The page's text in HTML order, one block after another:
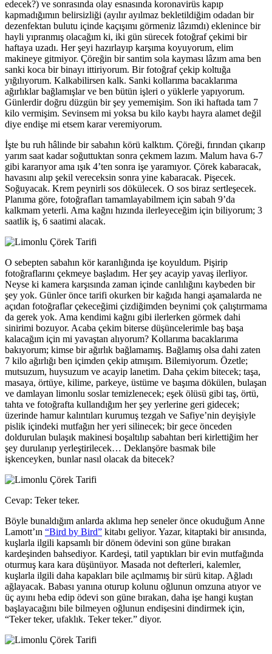
edecek?) ve sonrasında olay esnasında koronavirüs kapıp
kapmadığımın belirsizliği (ayılır ayılmaz bekletildiğim odadan bir
dezenfektan bulutu içinde kaçışımı görmeniz lâzımdı) eklenince bir
hayli yıpranmış olacağım ki, iki gün sürecek fotoğraf çekimi bir
haftaya uzadı. Her şeyi hazırlayıp karşıma koyuyorum, elim
makineye gitmiyor. Çöreğin bir santim sola kayması lâzım ama ben
sanki koca bir binayı ittiriyorum. Bir fotoğraf çekip koltuğa
yığılıyorum. Kalkabilirsen kalk. Sanki kollarıma bacaklarıma
ağırlıklar bağlamışlar ve ben bütün işleri o yüklerle yapıyorum.
Günlerdir doğru düzgün bir şey yememişim. Son iki haftada tam 7
kilo vermişim. Sevinsem mi yoksa bu kilo kaybı hayra alamet değil
diye endişe mi etsem karar veremiyorum.
İşte bu ruh hâlinde bir sabahın körü kalktım. Çöreği, fırından çıkarıp
yarım saat kadar soğuttuktan sonra çekmem lazım. Malum hava 6-7
gibi kararıyor ama ışık 4’ten sonra işe yaramıyor. Çörek kabaracak,
havasını alıp şekil vereceksin sonra yine kabaracak. Pişecek.
Soğuyacak. Krem peynirli sos dökülecek. O sos biraz sertleşecek.
Planıma göre, fotoğrafları tamamlayabilmem için sabah 9’da
kalkmam yeterli. Ama kağnı hızında ilerleyeceğim için biliyorum; 3
saatlik iş, 6 saatimi alacak.
O sebepten sabahın kör karanlığında işe koyuldum. Pişirip
fotoğraflarını çekmeye başladım. Her şey acayip yavaş ilerliyor.
Neyse ki kamera karşısında zaman içinde canlılığını kaybeden bir
şey yok. Günler önce tarifi okurken bir kağıda hangi aşamalarda ne
açıdan fotoğraflar çekeceğimi çizdiğimden beynimi çok çalıştırmama
da gerek yok. Ama kendimi kağnı gibi ilerlerken görmek dahi
sinirimi bozuyor. Acaba çekim biterse düşüncelerimle baş başa
kalacağım için mi yavaştan alıyorum? Kollarıma bacaklarıma
bakıyorum; kimse bir ağırlık bağlamamış. Bağlamış olsa dahi zaten
7 kilo ağırlığı ben içimden çekip atmışım. Bilemiyorum. Özetle;
mutsuzum, huysuzum ve acayip lanetim. Daha çekim bitecek; taşa,
masaya, örtüye, kilime, parkeye, üstüme ve başıma dökülen, bulaşan
ve damlayan limonlu soslar temizlenecek; eşek ölüsü gibi taş, örtü,
tahta ve fotoğrafta kullandığım her şey yerlerine geri gidecek;
üzerinde hamur kalıntıları kurumuş tezgah ve Safiye’nin deyişiyle
pislik içindeki mutfağın her yeri silinecek; bir gece önceden
doldurulan bulaşık makinesi boşaltılıp sabahtan beri kirlettiğim her
şey durulanıp yerleştirilecek… Deklanşöre basmak bile
işkenceyken, bunlar nasıl olacak da bitecek?
Cevap: Teker teker.
Böyle bunaldığım anlarda aklıma hep seneler önce okuduğum Anne
Lamott’ın “Bird by Bird” kitabı geliyor. Yazar, kitaptaki bir anısında,
kuşlarla ilgili kapsamlı bir dönem ödevini son güne bırakan
kardeşinden bahsediyor. Kardeşi, tatil yaptıkları bir evin mutfağında
oturmuş kara kara düşünüyor. Masada not defterleri, kalemler,
kuşlarla ilgili daha kapakları bile açılmamış bir sürü kitap. Ağladı
ağlayacak. Babası yanına oturup kolunu oğlunun omzuna atıyor ve
üç ayını heba edip ödevi son güne bırakan, daha işe hangi kuştan
başlayacağını bile bilmeyen oğlunun endişesini dindirmek için,
“Teker teker, ufaklık. Teker teker.” diyor.